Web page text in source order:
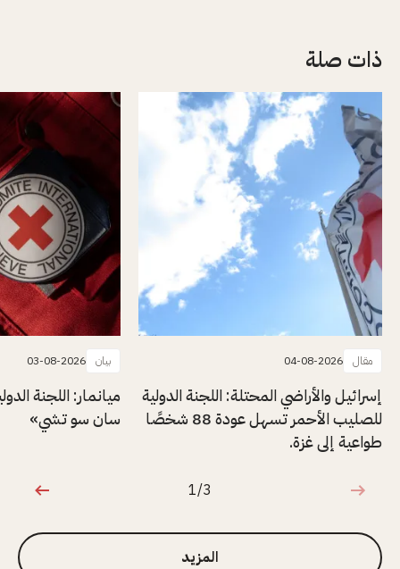
ذات صلة
مقال 04-08-2026
إسرائيل والأراضي المحتلة: اللجنة الدولية
للصليب الأحمر تسهل عودة 88 شخصًا
طواعية إلى غزة.
بيان 03-08-2026
ميانمار: اللجنة
سان سو تشي»
1 من 3
1/3
المزيد